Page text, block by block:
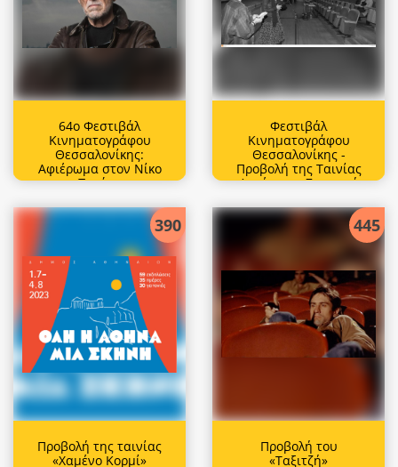
64ο Φεστιβάλ
Κινηματογράφου
Θεσσαλονίκης:
Αφιέρωμα στον Νίκο
Περάκη
Φεστιβάλ
Κινηματογράφου
Θεσσαλονίκης -
Προβολή της Ταινίας
Αστέρω με Ζωντανή
Επίσκεψη της Μόνικα
390
Προβολή της ταινίας
«Χαμένο Κορμί»
445
Προβολή του
«Ταξιτζή»